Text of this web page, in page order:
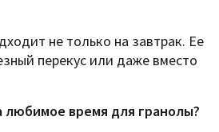
не только на завтрак. Ее
перекус или даже вместо
любимое время для гранолы?